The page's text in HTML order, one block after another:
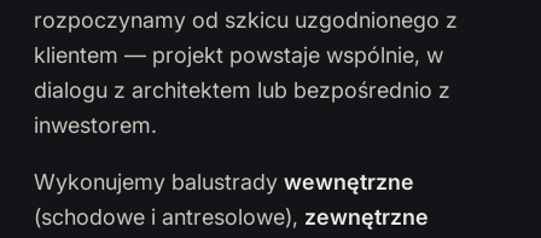
rozpoczynamy od szkicu uzgodnionego z
klientem — projekt powstaje wspólnie, w
dialogu z architektem lub bezpośrednio z
inwestorem.
Wykonujemy balustrady wewnętrzne
(schodowe i antresolowe), zewnętrzne